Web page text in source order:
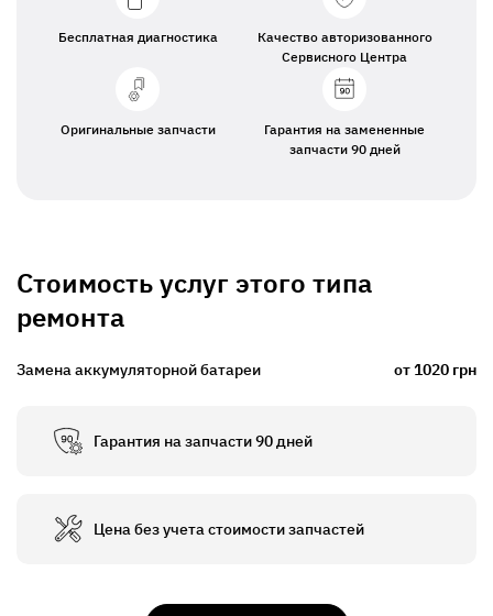
Бесплатная диагностика
Качество авторизованного
Сервисного Центра
Оригинальные запчасти
Гарантия на замененные
запчасти 90 дней
Стоимость услуг этого типа
ремонта
Замена аккумуляторной батареи от 1020 грн
Гарантия на запчасти 90 дней
Цена без учета стоимости запчастей